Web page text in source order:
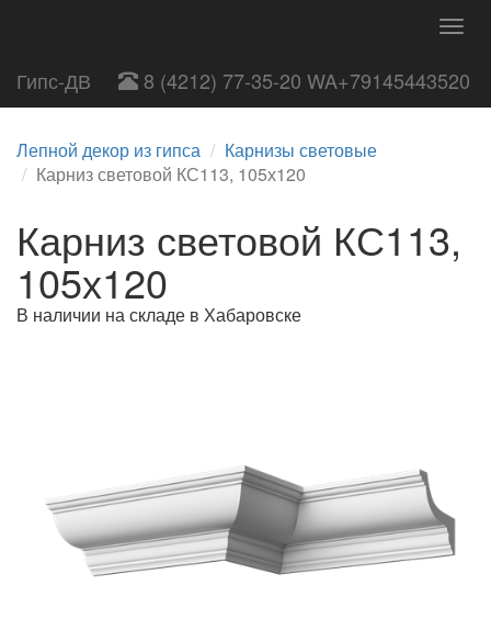
Гипс-ДВ 8 (4212) 77-35-20 WA+79145443520
Лепной декор из гипса
Карнизы световые
Карниз световой КС113, 105х120
Карниз световой КС113,
105х120
В наличии на складе в Хабаровске